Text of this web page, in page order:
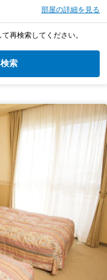
部屋の詳細を見る
再検索してください。
索